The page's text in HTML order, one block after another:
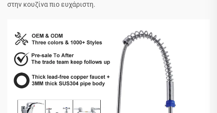
στην κουζίνα πιο ευχάριστη.